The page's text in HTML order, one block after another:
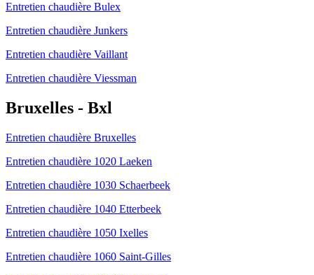
Entretien chaudière Bulex
Entretien chaudière Junkers
Entretien chaudière Vaillant
Entretien chaudière Viessman
Bruxelles - Bxl
Entretien chaudière Bruxelles
Entretien chaudière 1020 Laeken
Entretien chaudière 1030 Schaerbeek
Entretien chaudière 1040 Etterbeek
Entretien chaudière 1050 Ixelles
Entretien chaudière 1060 Saint-Gilles